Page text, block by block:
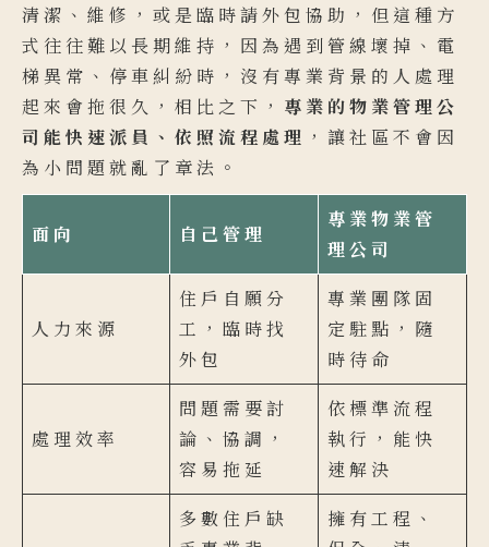
清潔、維修，或是臨時請外包協助，但這種方
式往往難以長期維持，因為遇到管線壞掉、電
梯異常、停車糾紛時，沒有專業背景的人處理
起來會拖很久，相比之下， 專業的物業管理公
司能快速派員、依照流程處理 ，讓社區不會因
為小問題就亂了章法。
面向 自己管理
專業物業管
理公司
人力來源
住戶自願分
工，臨時找
外包
專業團隊固
定駐點，隨
時待命
處理效率
問題需要討
論、協調，
容易拖延
依標準流程
執行，能快
速解決
多數住戶缺
擁有工程、